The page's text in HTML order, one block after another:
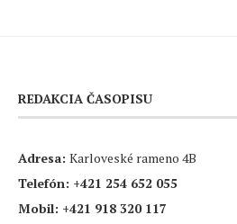
REDAKCIA ČASOPISU
Adresa: Karloveské rameno 4B
Telefón: +421 254 652 055
Mobil: +421 918 320 117